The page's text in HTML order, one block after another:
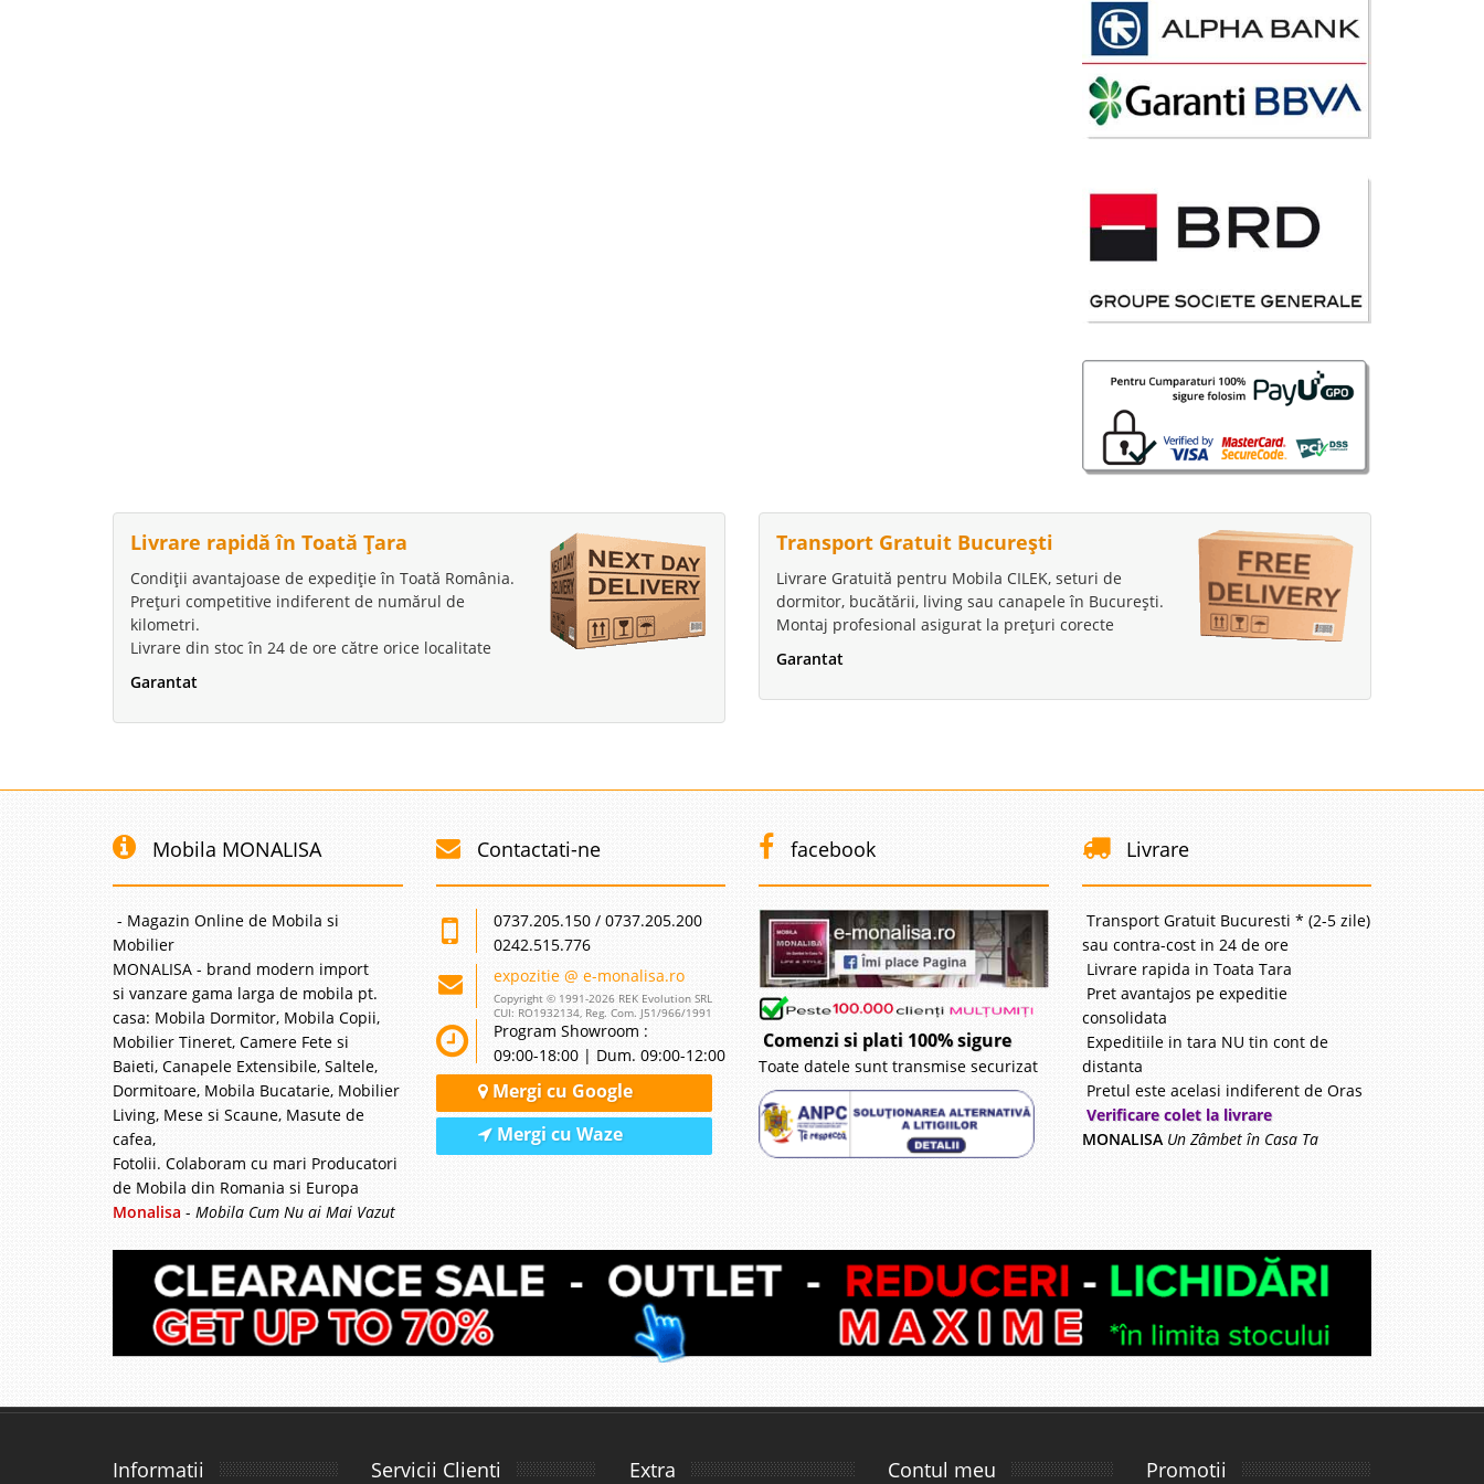
Livrare rapidă în Toată Țara
Condiții avantajoase de expediție în Toată România.
Prețuri competitive indiferent de numărul de
kilometri.
Livrare din stoc în 24 de ore către orice localitate
Garantat
Transport Gratuit București
Livrare Gratuită pentru Mobila CILEK, seturi de
dormitor, bucătării, living sau canapele în București.
Montaj profesional asigurat la prețuri corecte
Garantat
Mobila MONALISA
- Magazin Online de Mobila si
Mobilier
MONALISA - brand modern import
si vanzare gama larga de mobila pt.
casa: Mobila Dormitor, Mobila Copii,
Mobilier Tineret, Camere Fete si
Baieti, Canapele Extensibile, Saltele,
Dormitoare, Mobila Bucatarie, Mobilier
Living, Mese si Scaune, Masute de
cafea,
Fotolii. Colaboram cu mari Producatori
de Mobila din Romania si Europa
Monalisa - Mobila Cum Nu ai Mai Vazut
Contactati-ne
0737.205.150 / 0737.205.200
0242.515.776
expozitie @ e-monalisa.ro
Copyright © 1991-2026 REK Evolution SRL
CUI: RO1932134, Reg. Com. J51/966/1991
Program Showroom :
09:00-18:00 | Dum. 09:00-12:00
Mergi cu Google
Mergi cu Waze
facebook
Comenzi si plati 100% sigure
Toate datele sunt transmise securizat
Livrare
Transport Gratuit Bucuresti * (2-5 zile)
sau contra-cost in 24 de ore
Livrare rapida in Toata Tara
Pret avantajos pe expeditie
consolidata
Expeditiile in tara NU tin cont de
distanta
Pretul este acelasi indiferent de Oras
Verificare colet la livrare
MONALISA Un Zâmbet în Casa Ta
Informatii Servicii Clienti Extra Contul meu Promotii